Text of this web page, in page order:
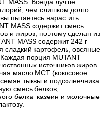
MASS. Всегда лучше
чем слишком долго
пытаетесь нарастить
MASS содержит смесь
и жиров, поэтому сделан из
MASS содержит 242 г
сладкий картофель, овсяные
Каждая порция MUTANT
источников жиров
масло MCT (кокосовое
тыквы и подсолнечника.
смесь белков,
белка, казеин и молочные